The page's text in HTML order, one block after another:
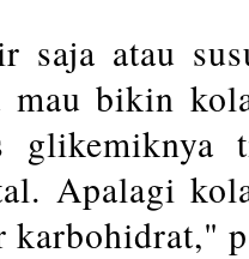
saja atau
mau bikin
glikemiknya
Apalagi
karbohidrat,"